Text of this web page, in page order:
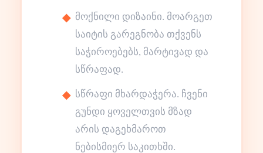
მოქნილი დიზაინი. მოარგეთ
საიტის გარეგნობა თქვენს
საჭიროებებს, მარტივად და
სწრაფად.
სწრაფი მხარდაჭერა. ჩვენი
გუნდი ყოველთვის მზად
არის დაგეხმაროთ
ნებისმიერ საკითხში.